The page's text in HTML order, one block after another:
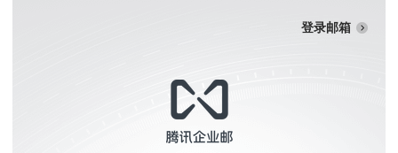
登录邮箱